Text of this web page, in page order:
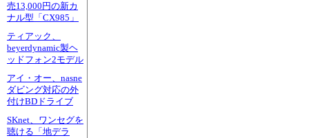
売13,000円の新カ
ナル型「CX985」
ティアック、
beyerdynamic製ヘ
ッドフォン2モデル
アイ・オー、nasne
ダビング対応の外
付けBDドライブ
SKnet、ワンセグを
聴ける「地デラ